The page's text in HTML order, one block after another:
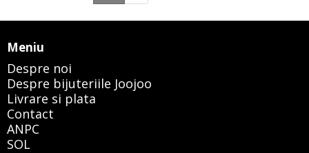
Meniu
Despre noi
Despre bijuteriile Joojoo
Livrare si plata
Contact
ANPC
SOL